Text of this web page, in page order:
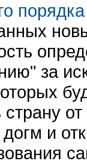
за
страну
и